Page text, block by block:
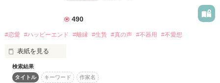
「俺のところに来るしかないだろ」
隠された優しさに惹かれていく
榛名佑（はるなたすく）29歳
運命のいたずら？
はたまた必然？
490
#恋愛 #ハッピーエンド #離縁 #生贄 #真の声 #不器用 #不愛想
表紙を見る
特殊な力を受け継いでいるといわれるアンダーソン公爵家の令
嬢サエ・アンダーソンは、この日宮殿の階段の踊り場で皇帝で
検索結果
タイトル
キーワード 作家名